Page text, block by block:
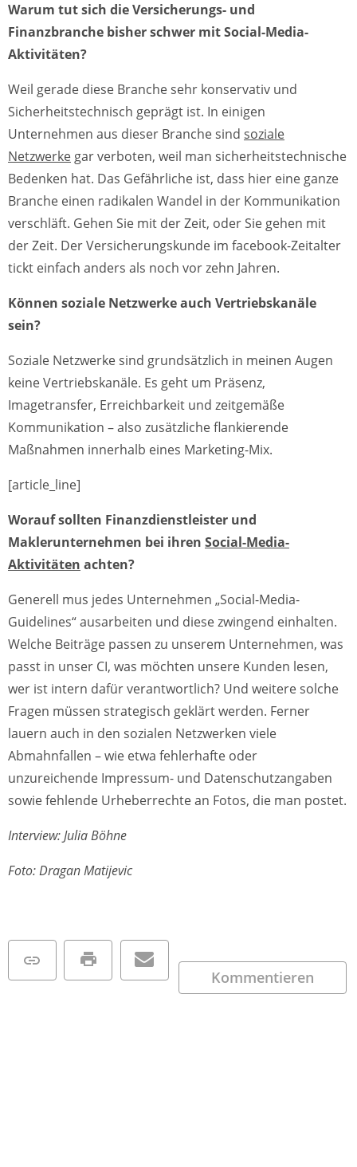
Warum tut sich die Versicherungs- und
Finanzbranche bisher schwer mit Social-Media-
Aktivitäten?
Weil gerade diese Branche sehr konservativ und
Sicherheitstechnisch geprägt ist. In einigen
Unternehmen aus dieser Branche sind soziale
Netzwerkegar verboten, weil man sicherheitstechnische
Bedenken hat. Das Gefährliche ist, dass hier eine ganze
Branche einen radikalen Wandel in der Kommunikation
verschläft. Gehen Sie mit der Zeit, oder Sie gehen mit
der Zeit. Der Versicherungskunde im facebook-Zeitalter
tickt einfach anders als noch vor zehn Jahren.
Können soziale Netzwerke auch Vertriebskanäle
sein?
Soziale Netzwerke sind grundsätzlich in meinen Augen
keine Vertriebskanäle. Es geht um Präsenz,
Imagetransfer, Erreichbarkeit und zeitgemäße
Kommunikation – also zusätzliche flankierende
Maßnahmen innerhalb eines Marketing-Mix.
[article_line]
Worauf sollten Finanzdienstleister und
Maklerunternehmen bei ihren Social-Media-
Aktivitäten achten?
Generell mus jedes Unternehmen „Social-Media-
Guidelines“ ausarbeiten und diese zwingend einhalten.
Welche Beiträge passen zu unserem Unternehmen, was
passt in unser CI, was möchten unsere Kunden lesen,
wer ist intern dafür verantwortlich? Und weitere solche
Fragen müssen strategisch geklärt werden. Ferner
lauern auch in den sozialen Netzwerken viele
Abmahnfallen – wie etwa fehlerhafte oder
unzureichende Impressum- und Datenschutzangaben
sowie fehlende Urheberrechte an Fotos, die man postet.
Interview: Julia Böhne
Foto: Dragan Matijevic
Kommentieren